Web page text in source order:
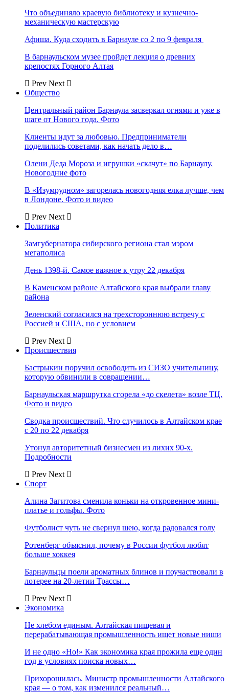
Что объединяло краевую библиотеку и кузнечно-
механическую мастерскую
Афиша. Куда сходить в Барнауле со 2 по 9 февраля
В барнаульском музее пройдет лекция о древних
крепостях Горного Алтая
Prev Next
Общество
Центральный район Барнаула засверкал огнями и уже в
шаге от Нового года. Фото
Клиенты идут за любовью. Предприниматели
поделились советами, как начать дело в…
Олени Деда Мороза и игрушки «скачут» по Барнаулу.
Новогодние фото
В «Изумрудном» загорелась новогодняя елка лучше, чем
в Лондоне. Фото и видео
Prev Next
Политика
Замгубернатора сибирского региона стал мэром
мегаполиса
День 1398-й. Самое важное к утру 22 декабря
В Каменском районе Алтайского края выбрали главу
района
Зеленский согласился на трехстороннюю встречу с
Россией и США, но с условием
Prev Next
Происшествия
Бастрыкин поручил освободить из СИЗО учительницу,
которую обвинили в совращении…
Барнаульская маршрутка сгорела «до скелета» возле ТЦ.
Фото и видео
Сводка происшествий. Что случилось в Алтайском крае
с 20 по 22 декабря
Утонул авторитетный бизнесмен из лихих 90-х.
Подробности
Prev Next
Спорт
Алина Загитова сменила коньки на откровенное мини-
платье и гольфы. Фото
Футболист чуть не свернул шею, когда радовался голу
Ротенберг объяснил, почему в России футбол любят
больше хоккея
Барнаульцы поели ароматных блинов и поучаствовали в
лотерее на 20-летии Трассы…
Prev Next
Экономика
Не хлебом единым. Алтайская пищевая и
перерабатывающая промышленность ищет новые ниши
И не одно «Но!» Как экономика края прожила еще один
год в условиях поиска новых…
Прихорошилась. Министр промышленности Алтайского
края — о том, как изменился реальный…